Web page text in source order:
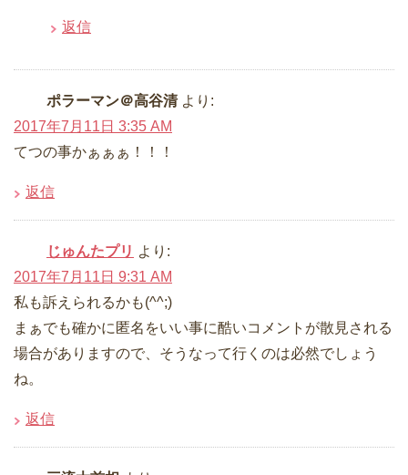
返信
ポラーマン＠高谷清 より:
2017年7月11日 3:35 AM
てつの事かぁぁぁ！！！
返信
じゅんたプリ より:
2017年7月11日 9:31 AM
私も訴えられるかも(^^;)
まぁでも確かに匿名をいい事に酷いコメントが散見される
場合がありますので、そうなって行くのは必然でしょう
ね。
返信